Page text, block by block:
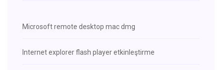
Microsoft remote desktop mac dmg
Internet explorer flash player etkinleştirme